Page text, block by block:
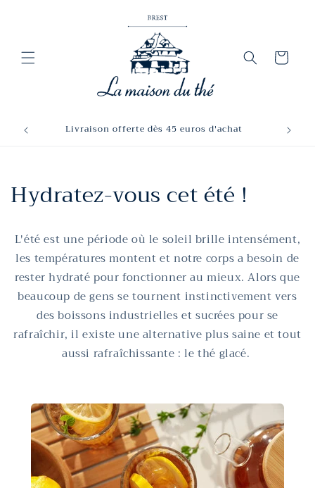
Panier
Livraison offerte dès 45 euros d'achat
Hydratez-vous cet été !
L'été est une période où le soleil brille intensément,
les températures montent et notre corps a besoin de
rester hydraté pour fonctionner au mieux. Alors que
beaucoup de gens se tournent instinctivement vers
des boissons industrielles et sucrées pour se
rafraîchir, il existe une alternative plus saine et tout
aussi rafraîchissante : le thé glacé.